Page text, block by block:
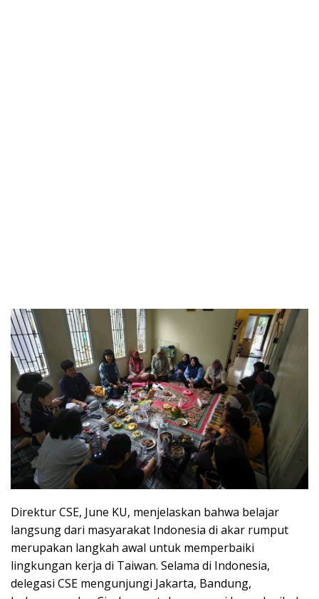
Direktur CSE, June KU, menjelaskan bahwa belajar
langsung dari masyarakat Indonesia di akar rumput
merupakan langkah awal untuk memperbaiki
lingkungan kerja di Taiwan. Selama di Indonesia,
delegasi CSE mengunjungi Jakarta, Bandung,